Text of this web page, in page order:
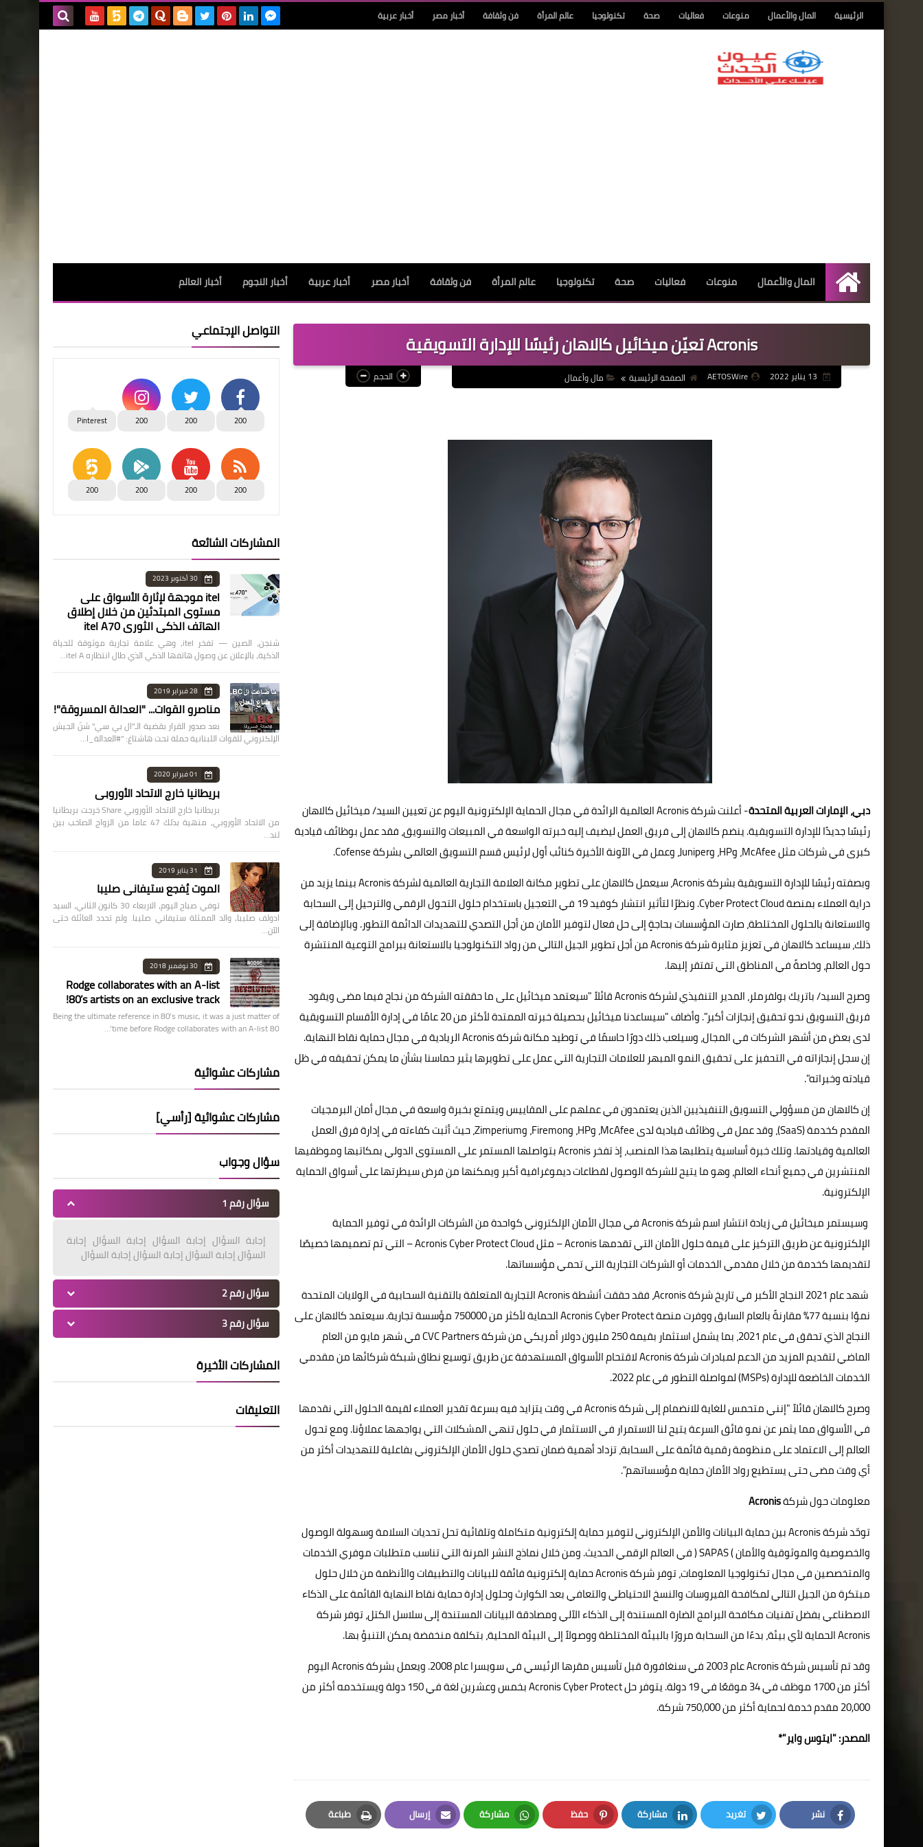
الرئيسية المال والأعمال منوعات فعاليات صحة تكنولوجيا عالم المرأة فن وثقافة أخبار مصر أخبار عربية
الرئيسية
المال والأعمال منوعات فعاليات صحة تكنولوجيا عالم المرأة فن وثقافة أخبار مصر أخبار عربية أخبار النجوم أخبار العالم
Acronis تعيّن ميخائيل كالاهان رئيسًا للإدارة التسويقية
AETOSWire الصفحة الرئيسية مال وأعمال الحجم
دبي، الإمارات العربية المتحدة
- أعلنت شركة Acronis العالمية الرائدة في مجال الحماية الإلكترونية اليوم عن تعيين السيد/ ميخائيل كالاهان
رئيسًا جديدًا للإدارة التسويقية. ينضم كالاهان إلى فريق العمل ليضيف إليه خبرته الواسعة في المبيعات والتسويق، فقد عمل بوظائف قيادية
كبرى في شركات مثل McAfee، وHP، وJuniper، وعمل في الآونة الأخيرة كنائب أول لرئيس قسم التسويق العالمي بشركة Cofense.
وبصفته رئيسًا للإدارة التسويقية بشركة Acronis، سيعمل كالاهان على تطوير مكانة العلامة التجارية العالمية لشركة Acronis بينما يزيد من
دراية العملاء بمنصة Cyber Protect Cloud. ونظرًا لتأثير انتشار كوفيد 19 في التعجيل باستخدام حلول التحول الرقمي والترحيل إلى السحابة
والاستعانة بالحلول المختلطة، صارت المؤسسات بحاجةٍ إلى حل فعال لتوفير الأمان من أجل التصدي للتهديدات الدائمة التطور. وبالإضافة إلى
ذلك، سيساعد كالاهان في تعزيز مثابرة شركة Acronis من أجل تطوير الجيل التالي من رواد التكنولوجيا بالاستعانة ببرامج التوعية المنتشرة
حول العالم، وخاصةً في المناطق التي تفتقر إليها.
وصرح السيد/ باتريك بولفرملر، المدير التنفيذي لشركة Acronis قائلاً "سيعتمد ميخائيل على ما حققته الشركة من نجاح فيما مضى ويقود
فريق التسويق نحو تحقيق إنجازات أكبر". وأضاف "سيساعدنا ميخائيل بحصيلة خبرته الممتدة لأكثر من 20 عامًا في إدارة الأقسام التسويقية
لدى بعض من أشهر الشركات في المجال، وسيلعب ذلك دورًا حاسمًا في توطيد مكانة شركة Acronis الريادية في مجال حماية نقاط النهاية.
إن سجل إنجازاته في التحفيز على تحقيق النمو المبهر للعلامات التجارية التي عمل على تطويرها يثير حماسنا بشأن ما يمكن تحقيقه في ظل
قيادته وخبراته".
إن كالاهان من مسؤولي التسويق التنفيذيين الذين يعتمدون في عملهم على المقاييس ويتمتع بخبرة واسعة في مجال أمان البرمجيات
المقدم كخدمة (SaaS)، وقد عمل في وظائف قيادية لدى McAfee، وHP، وFiremon، وZimperium، حيث أثبت كفاءته في إدارة فرق العمل
العالمية وقيادتها. وتلك خبرة أساسية يتطلبها هذا المنصب، إذ تفخر Acronis بتواصلها المستمر على المستوى الدولي بمكاتبها وموظفيها
المنتشرين في جميع أنحاء العالم، وهو ما يتيح للشركة الوصول لقطاعات ديموغرافية أكبر ويمكنها من فرض سيطرتها على أسواق الحماية
الإلكترونية.
وسيستمر ميخائيل في زيادة انتشار اسم شركة Acronis في مجال الأمان الإلكتروني كواحدة من الشركات الرائدة في توفير الحماية
الإلكترونية عن طريق التركيز على قيمة حلول الأمان التي تقدمها Acronis – مثل Acronis Cyber Protect Cloud – التي تم تصميمها خصيصًا
لتقديمها كخدمة من خلال مقدمي الخدمات أو الشركات التجارية التي تحمي مؤسساتها.
شهد عام 2021 النجاح الأكبر في تاريخ شركة Acronis، فقد حققت أنشطة Acronis التجارية المتعلقة بالتقنية السحابية في الولايات المتحدة
نموًا بنسبة 77% مقارنةً بالعام السابق ووفرت منصة Acronis Cyber Protect الحماية لأكثر من 750000 مؤسسة تجارية. سيعتمد كالاهان على
النجاح الذي تحقق في عام 2021، بما يشمل استثمار بقيمة 250 مليون دولار أمريكي من شركة CVC Partners في شهر مايو من العام
الماضي لتقديم المزيد من الدعم لمبادرات شركة Acronis لاقتحام الأسواق المستهدفة عن طريق توسيع نطاق شبكة شركائها من مقدمي
الخدمات الخاضعة للإدارة (MSPs) لمواصلة التطور في عام 2022.
وصرح كالاهان قائلاً "إنني متحمس للغاية للانضمام إلى شركة Acronis في وقت يتزايد فيه بسرعة تقدير العملاء لقيمة الحلول التي نقدمها
في الأسواق مما يثمر عن نمو فائق السرعة يتيح لنا الاستمرار في الاستثمار في حلول تنهي المشكلات التي يواجهها عملاؤنا. ومع تحول
العالم إلى الاعتماد على منظومة رقمية قائمة على السحابة، تزداد أهمية ضمان تصدي حلول الأمان الإلكتروني بفاعلية للتهديدات أكثر من
أي وقت مضى حتى يستطيع رواد الأمان حماية مؤسساتهم".
معلومات حول شركةAcronis
توحّد شركة Acronis بين حماية البيانات والأمن الإلكتروني لتوفير حماية إلكترونية متكاملة وتلقائية تحل تحديات السلامة وسهولة الوصول
والخصوصية والموثوقية والأمان ) SAPAS ( في العالم الرقمي الحديث. ومن خلال نماذج النشر المرنة التي تناسب متطلبات موفري الخدمات
والمتخصصين في مجال تكنولوجيا المعلومات، توفر شركة Acronis حماية إلكترونية فائقة للبيانات والتطبيقات والأنظمة من خلال حلول
مبتكرة من الجيل التالي لمكافحة الفيروسات والنسخ الاحتياطي والتعافي بعد الكوارث وحلول إدارة حماية نقاط النهاية القائمة على الذكاء
الاصطناعي بفضل تقنيات مكافحة البرامج الضارة المستندة إلى الذكاء الآلي ومصادقة البيانات المستندة إلى سلاسل الكتل، توفر شركة
Acronis الحماية لأي بيئة، بدءًا من السحابة مرورًا بالبيئة المختلطة ووصولاً إلى البيئة المحلية، بتكلفة منخفضة يمكن التنبؤ بها.
وقد تم تأسيس شركة Acronis عام 2003 في سنغافورة قبل تأسيس مقرها الرئيسي في سويسرا عام 2008. ويعمل بشركة Acronis اليوم
أكثر من 1700 موظف في 34 موقعًا في 19 دولة. يتوفر حل Acronis Cyber Protect بخمس وعشرين لغة في 150 دولة ويستخدمه أكثر من
20,000 مقدم خدمة لحماية أكثر من 750,000 شركة.
المصدر:"ايتوس واير"*
نشر
Facebook
تغريد
Twitter
مشاركة
LinkedIn
حفظ
Pinterest
مشاركة
Whatsapp
إرسال
Email
طباعة
Print
التواصل الإجتماعي
200
200
200
Pinterest
200
200
200
200
المشاركات الشائعة
30 أكتوبر 2023
itel موجهة لإثارة الأسواق على
مستوى المبتدئين من خلال إطلاق
الهاتف الذكي الثوري itel A70
شنجن، الصين — تفخر itel، وهي علامة تجارية موثوقة للحياة
الذكية، بالإعلان عن وصول هاتفها الذكي الذي طال انتظاره itel A…
28 فبراير 2019
مناصرو القوات... "العدالة المسروقة"!
بعد صدور القرار بقضية الـ"ال بي سي" شنّ الجيش
الإلكتروني للقوات اللبنانية حملة تحت هاشتاغ: "#العدالة_ا…
01 فبراير 2020
بريطانيا خارج الاتحاد الأوروبي
بريطانيا خارج الاتحاد الأوروبي Share خرجت بريطانيا
من الاتحاد الأوروبي، منهية بذلك 47 عاما من الزواج الصاخب بين
لند…
31 يناير 2019
الموت يُفجع ستيفاني صليبا
توفي صباح اليوم، الاربعاء 30 كانون الثاني، السيد
ادولف صليبا، والد الممثلة ستيفاني صليبا. ولم تحدد العائلة حتى
الآن…
30 نوفمبر 2018
Rodge collaborates with an A-list
80’s artists on an exclusive track!
Being the ultimate reference in 80’s music, it was a just matter of
time before Rodge collaborates with an A-list 80’…
مشاركات عشوائية
مشاركات عشوائية [رأسي]
سؤال وجواب
سؤال رقم 1
إجابة السؤال إجابة السؤال إجابة السؤال إجابة
السؤال إجابة السؤال إجابة السؤال إجابة السؤال
سؤال رقم 2
سؤال رقم 3
المشاركات الأخيرة
التعليقات